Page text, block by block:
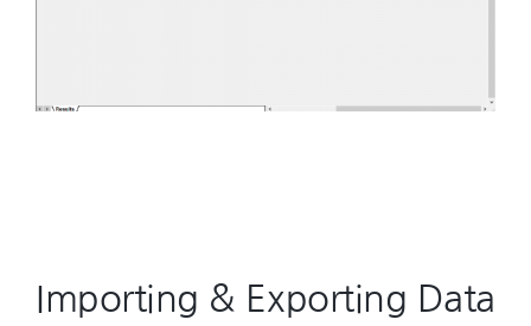
Importing & Exporting Data